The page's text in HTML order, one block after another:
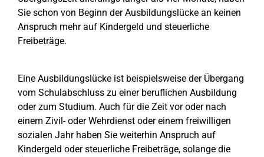
Sie schon von Beginn der Ausbildungslücke an keinen
Anspruch mehr auf Kindergeld und steuerliche
Freibeträge.
Eine Ausbildungslücke ist beispielsweise der Übergang
vom Schulabschluss zu einer beruflichen Ausbildung
oder zum Studium. Auch für die Zeit vor oder nach
einem Zivil- oder Wehrdienst oder einem freiwilligen
sozialen Jahr haben Sie weiterhin Anspruch auf
Kindergeld oder steuerliche Freibeträge, solange die